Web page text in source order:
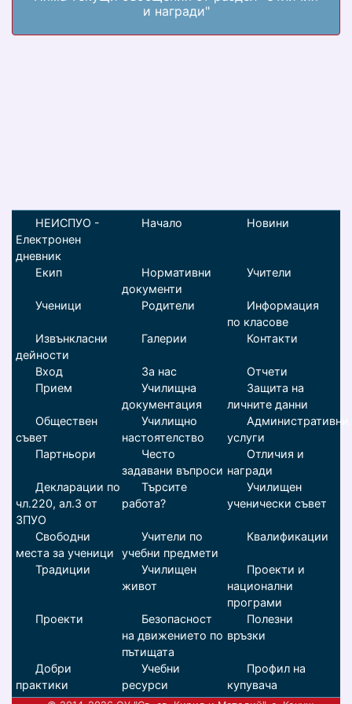
и награди"
НЕИСПУО -
Електронен
дневник
Начало Новини
Екип
Нормативни
документи
Учители
Ученици Родители
Информация
по класове
Извънкласни
дейности
Галерии Контакти
Вход За нас
Отчети
Прием
Училищна
документация
Защита на
личните данни
Обществен
съвет
Училищно
настоятелство
Административни
услуги
Партньори
Често
задавани въпроси
Отличия и
награди
Декларации по
чл.220, ал.3 от
ЗПУО
Търсите
работа?
Училищен
ученически съвет
Свободни
места за ученици
Учители по
учебни предмети
Квалификации
Традиции
Училищен
живот
Проекти и
национални
програми
Проекти
Безопасност
на движението по
пътищата
Полезни
връзки
Добри
практики
Учебни
ресурси
Профил на
купувача